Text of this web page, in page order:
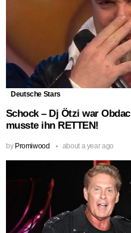
Deutsche Stars
Schock – Dj Ötzi war
musste ihn RETTEN!
by Promiwood about a year ago